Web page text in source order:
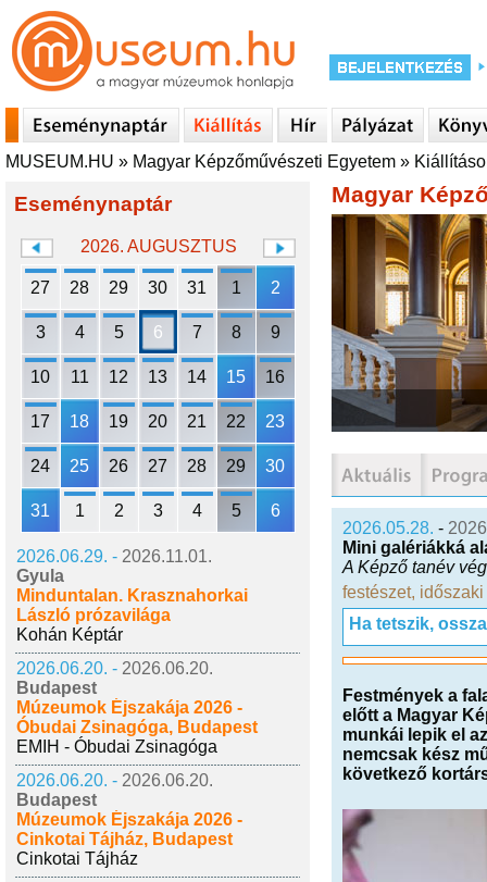
MUSEUM.HU » Magyar Képzőművészeti Egyetem »
Eseménynaptár
2026. AUGUSZTUS
27 28 29 30 31 1 2
3 4 5 6 7 8 9
10 11 12 13 14 15 16
17 18 19 20 21 22 23
24 25 26 27 28 29 30
31 1 2 3 4 5 6
2026.06.29. - 2026.11.01.
Gyula
Minduntalan. Krasznahorkai
László prózavilága
Kohán Képtár
2026.06.20. - 2026.06.20.
Budapest
Múzeumok Éjszakája 2026 -
Óbudai Zsinagóga, Budapest
EMIH - Óbudai Zsinagóga
2026.06.20. - 2026.06.20.
Budapest
Múzeumok Éjszakája 2026 -
Cinkotai Tájház, Budapest
Cinkotai Tájház
Magyar
2026.05.28. -
Mini galériákká
A Képző tanév
festészet,
Ha tetszik,
Festmények a
előtt a Magyar
munkái lepik el
nemcsak kész
következő